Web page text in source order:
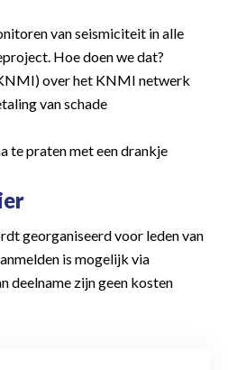
van seismiciteit in alle
Hoe doen we dat?
over het KNMI netwerk
van schade
te praten met een drankje
georganiseerd voor leden van
is mogelijk via
deelname zijn geen kosten